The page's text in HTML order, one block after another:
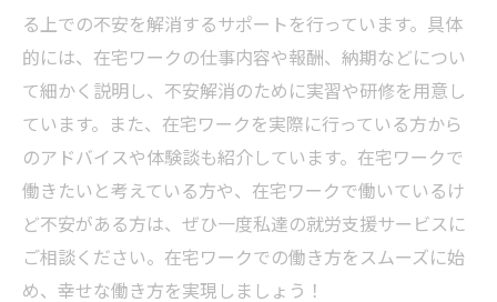
る上での不安を解消するサポートを行っています。具体
的には、在宅ワークの仕事内容や報酬、納期などについ
て細かく説明し、不安解消のために実習や研修を用意し
ています。また、在宅ワークを実際に行っている方から
のアドバイスや体験談も紹介しています。在宅ワークで
働きたいと考えている方や、在宅ワークで働いているけ
ど不安がある方は、ぜひ一度私達の就労支援サービスに
ご相談ください。在宅ワークでの働き方をスムーズに始
め、幸せな働き方を実現しましょう！